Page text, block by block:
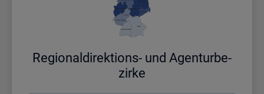
Re­gio­nal­di­rek­ti­ons- und Agen­tur­be­
zir­ke